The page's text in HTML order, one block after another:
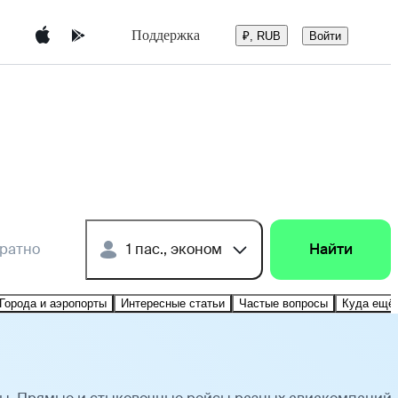
Поддержка ₽, RUB Войти
1 пас., эконом Найти
Города и аэропорты Интересные статьи Частые вопросы Куда ещё